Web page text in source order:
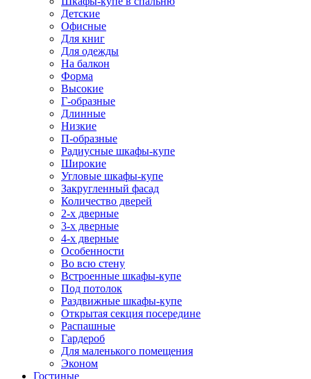
Детские
Офисные
Для книг
Для одежды
На балкон
Форма
Высокие
Г-образные
Длинные
Низкие
П-образные
Радиусные шкафы-купе
Широкие
Угловые шкафы-купе
Закругленный фасад
Количество дверей
2-х дверные
3-х дверные
4-х дверные
Особенности
Во всю стену
Встроенные шкафы-купе
Под потолок
Раздвижные шкафы-купе
Открытая секция посередине
Распашные
Гардероб
Для маленького помещения
Эконом
Гостиные